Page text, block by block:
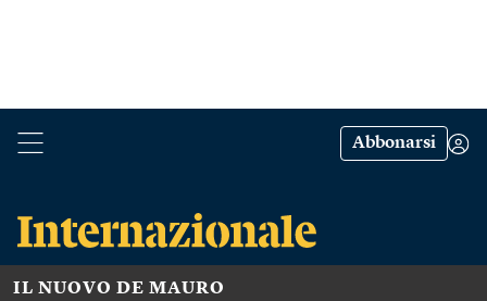
Abbonarsi
IL NUOVO DE MAURO